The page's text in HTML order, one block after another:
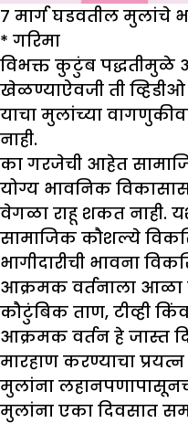
७ मार्ग घडवतील मुलांचे
* गरिमा
विभक्त कुटुंब पद्धतीमुळे
खेळण्याऐवजी ती
याचा मुलांच्या
नाही.
का गरजेची आहेत
योग्य भावनिक
वेगळा राहू शकत नाही.
सामाजिक कौशल्ये
भागीदारीची भावना
आक्रमक वर्तनाला आळा
कौटुंबिक ताण, टीव्ही
आक्रमक वर्तन हे जास्त
मारहाण करण्याचा
मुलांना लहानपणापासूनच
मुलांना एका दिवसात